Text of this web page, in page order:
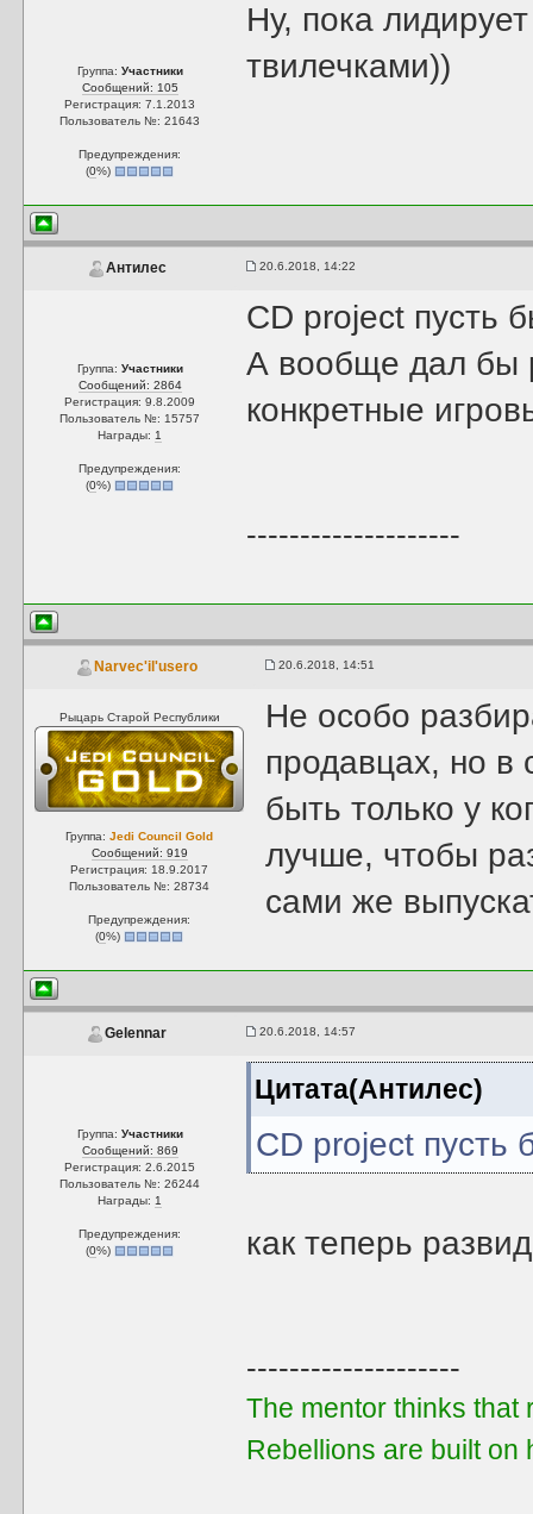
Группа: Участники
Сообщений: 105
Регистрация: 7.1.2013
Пользователь №: 21643
Предупреждения:
(0%)
Ну, пока
твилечками))
Антилес 20.6.2018, 14:22
Группа: Участники
Сообщений: 2864
Регистрация: 9.8.2009
Пользователь №: 15757
Награды: 1
Предупреждения:
(0%)
CD project пусть
А вообще дал бы
конкретные
--------------------
Narvec'il'usero 20.6.2018, 14:51
Рыцарь Старой Республики
Группа:Jedi Council Gold
Сообщений: 919
Регистрация: 18.9.2017
Пользователь №: 28734
Предупреждения:
(0%)
Не особо
продавцах, но
быть только у
лучше, чтобы
сами же
Gelennar 20.6.2018, 14:57
Группа: Участники
Сообщений: 869
Регистрация: 2.6.2015
Пользователь №: 26244
Награды: 1
Предупреждения:
(0%)
Цитата(Антилес)
CD project пусть
как теперь
--------------------
The mentor thinks that
Rebellions are built on